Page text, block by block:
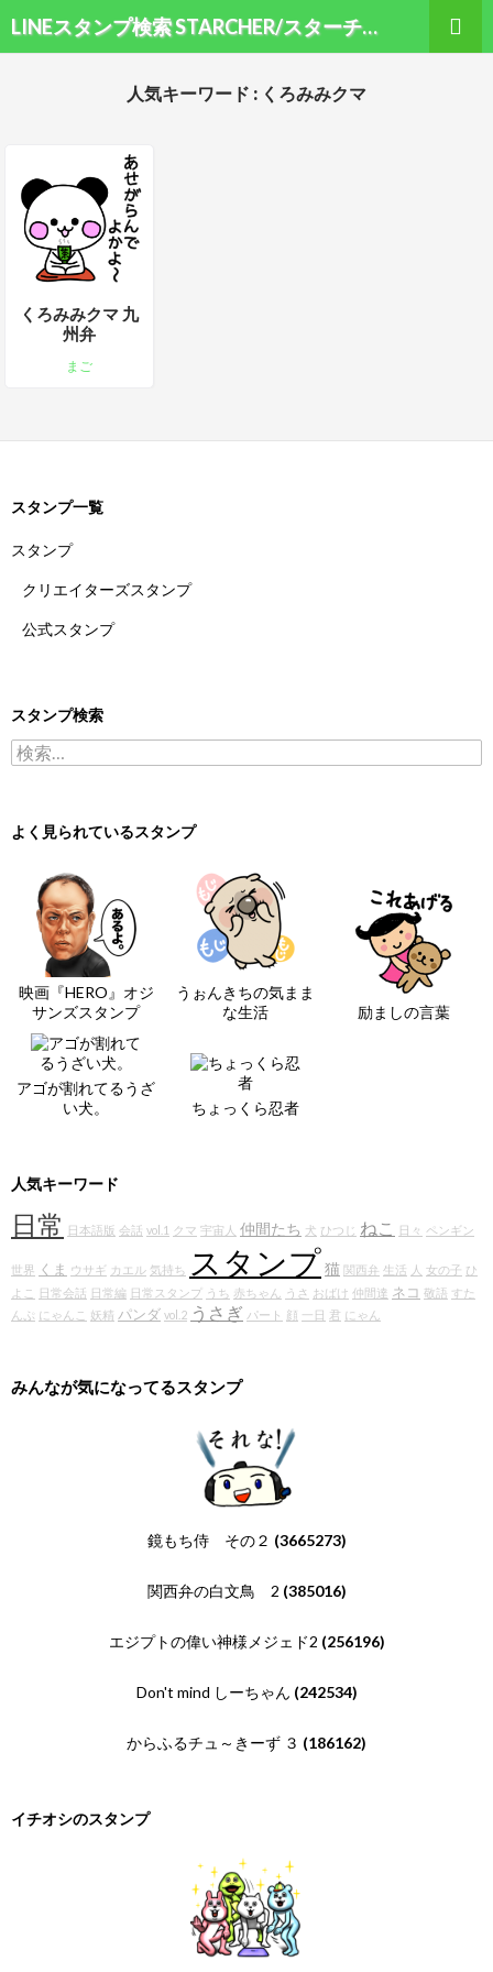
LINEスタンプ検索 STARCHER/スターチャー
人気キーワード : くろみみクマ
くろみみクマ 九
州弁
まご
スタンプ一覧
スタンプ
クリエイターズスタンプ
公式スタンプ
スタンプ検索
検索:
よく見られているスタンプ
映画『HERO』オジ
サンズスタンプ
うぉんきちの気まま
な生活
励ましの言葉
アゴが割れてるうざ
い犬。
ちょっくら忍者
人気キーワード
日常 日本語版 会話 vol.1 クマ 宇宙人 仲間たち 犬 ひつじ ねこ 日々 ペンギン
世界 くま ウサギ カエル 気持ち スタンプ猫 関西弁 生活 人 女の子 ひ
よこ
日常会話 日常編 日常スタンプ うち 赤ちゃん うさ おばけ 仲間達 ネコ 敬語 すた
んぷ にゃんこ 妖精 パンダ vol.2 うさぎ パート 顔 一日 君 にゃん
みんなが気になってるスタンプ
鏡もち侍 その２ (3665273)
関西弁の白文鳥 2 (385016)
エジプトの偉い神様メジェド2 (256196)
Don't mind しーちゃん (242534)
からふるチュ～きーず ３ (186162)
イチオシのスタンプ